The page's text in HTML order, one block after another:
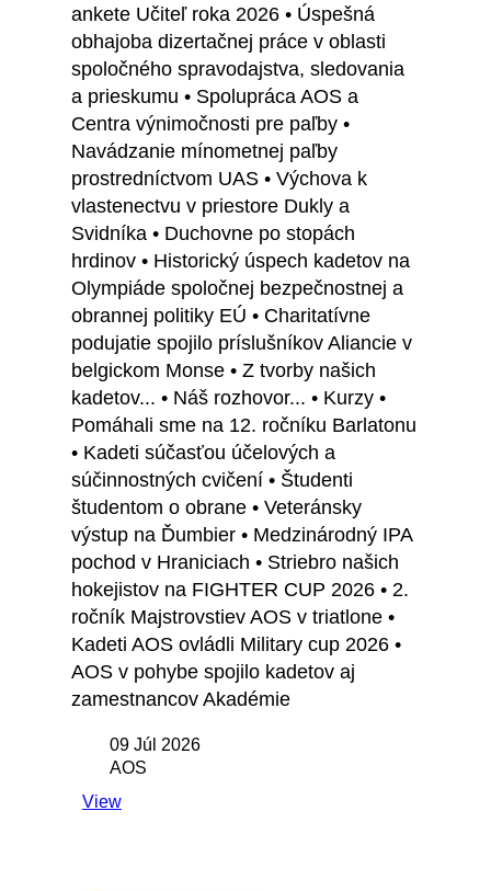
ankete Učiteľ roka 2026 • Úspešná
obhajoba dizertačnej práce v oblasti
spoločného spravodajstva, sledovania
a prieskumu • Spolupráca AOS a
Centra výnimočnosti pre paľby •
Navádzanie mínometnej paľby
prostredníctvom UAS • Výchova k
vlastenectvu v priestore Dukly a
Svidníka • Duchovne po stopách
hrdinov • Historický úspech kadetov na
Olympiáde spoločnej bezpečnostnej a
obrannej politiky EÚ • Charitatívne
podujatie spojilo príslušníkov Aliancie v
belgickom Monse • Z tvorby našich
kadetov... • Náš rozhovor... • Kurzy •
Pomáhali sme na 12. ročníku Barlatonu
• Kadeti súčasťou účelových a
súčinnostných cvičení • Študenti
študentom o obrane • Veteránsky
výstup na Ďumbier • Medzinárodný IPA
pochod v Hraniciach • Striebro našich
hokejistov na FIGHTER CUP 2026 • 2.
ročník Majstrovstiev AOS v triatlone •
Kadeti AOS ovládli Military cup 2026 •
AOS v pohybe spojilo kadetov aj
zamestnancov Akadémie
09 Júl 2026
AOS
View